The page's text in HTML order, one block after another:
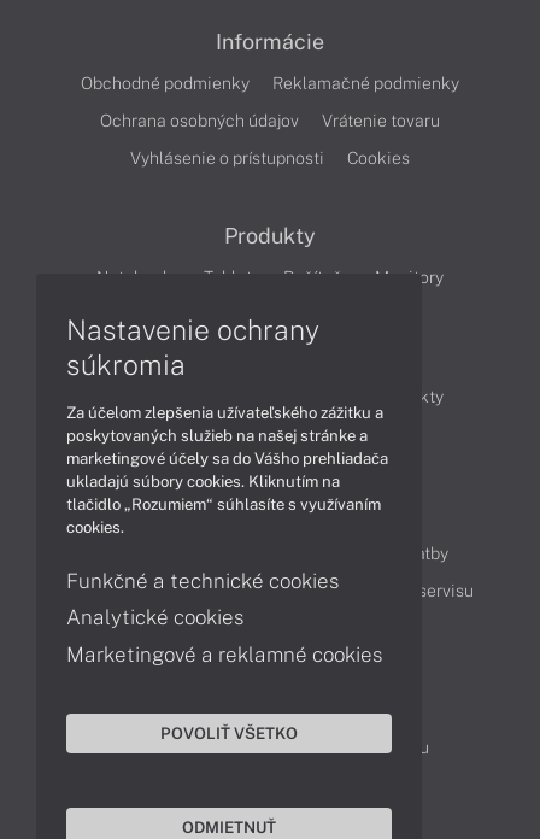
Informácie
Obchodné podmienky
Reklamačné podmienky
Ochrana osobných údajov
Vrátenie tovaru
Vyhlásenie o prístupnosti
Cookies
Produkty
Notebooky Tablety Počítače Monitory
Produkty
Technológie
Videá
Obsah
Možnosti doručenia a platby
Podpora a servis
Servisné služby Cenník servisu
Kontakty
043 4224 771
Obchodné oddelenie
Reklamácia tovaru
Nastavenie ochrany
súkromia
Za účelom zlepšenia užívateľského zážitku a
poskytovaných služieb na našej stránke a
marketingové účely sa do Vášho prehliadača
ukladajú súbory cookies. Kliknutím na
tlačidlo „Rozumiem“ súhlasíte s využívaním
cookies.
Funkčné a technické cookies
Analytické cookies
Marketingové a reklamné cookies
POVOLIŤ VŠETKO
ODMIETNUŤ